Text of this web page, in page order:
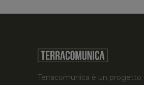
Terracomunica è un progetto